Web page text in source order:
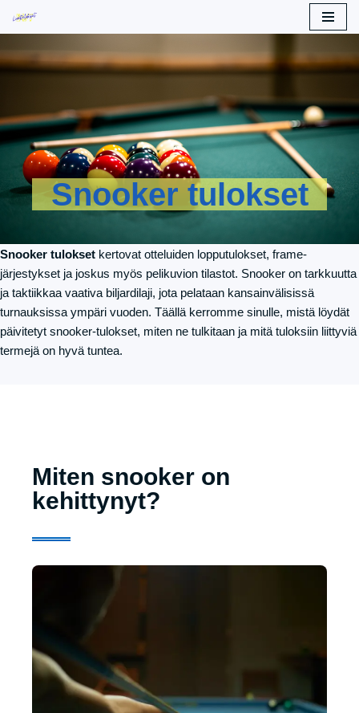
suoraan
Snooker tulokset
Snooker tulokset kertovat otteluiden lopputulokset, frame-
järjestykset ja joskus myös pelikuvion tilastot. Snooker on tarkkuutta
ja taktiikkaa vaativa biljardilaji, jota pelataan kansainvälisissä
turnauksissa ympäri vuoden. Täällä kerromme sinulle, mistä löydät
päivitetyt snooker-tulokset, miten ne tulkitaan ja mitä tuloksiin liittyviä
termejä on hyvä tuntea.
Miten snooker on
kehittynyt?